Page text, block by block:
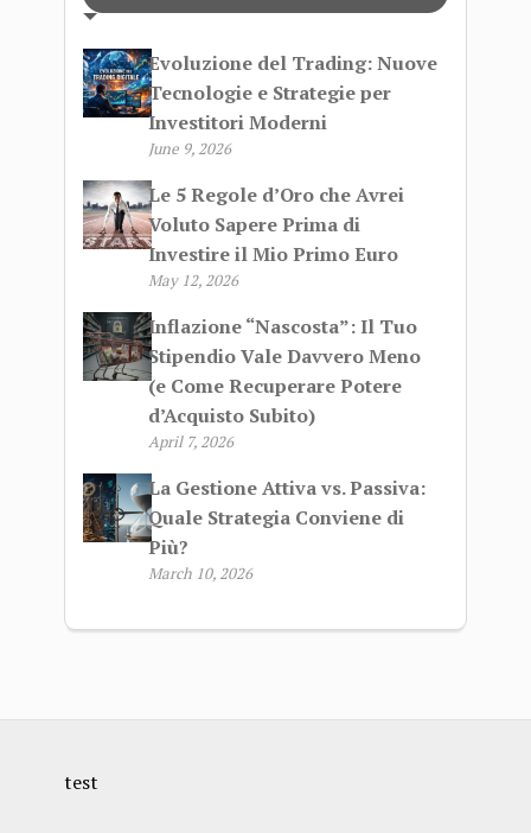
Evoluzione del Trading: Nuove
Tecnologie e Strategie per
Investitori Moderni
June 9, 2026
Le 5 Regole d’Oro che Avrei
Voluto Sapere Prima di
Investire il Mio Primo Euro
May 12, 2026
Inflazione “Nascosta”: Il Tuo
Stipendio Vale Davvero Meno
(e Come Recuperare Potere
d’Acquisto Subito)
April 7, 2026
La Gestione Attiva vs. Passiva:
Quale Strategia Conviene di
Più?
March 10, 2026
test